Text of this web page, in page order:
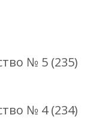
№ 5 (235)
№ 4 (234)